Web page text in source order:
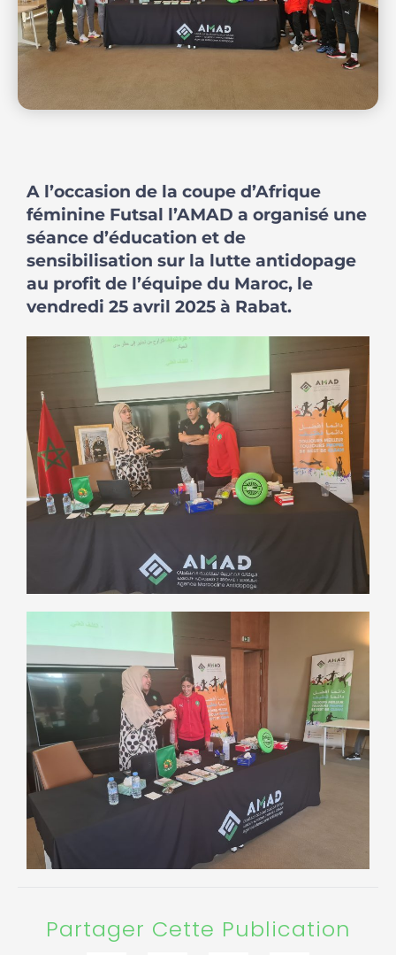
A l’occasion de la coupe d’Afrique
féminine Futsal l’AMAD a organisé une
séance d’éducation et de
sensibilisation sur la lutte antidopage
au profit de l’équipe du Maroc, le
vendredi 25 avril 2025 à Rabat.
Partager Cette Publication